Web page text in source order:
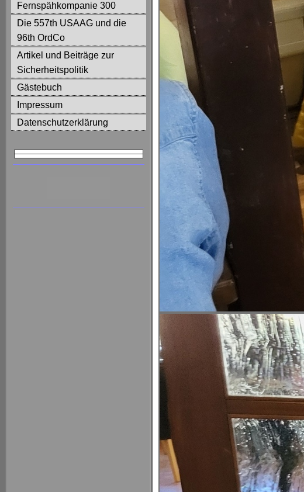
Fernspähkompanie 300
Die 557th USAAG und die
96th OrdCo
Artikel und Beiträge zur
Sicherheitspolitik
Gästebuch
Impressum
Datenschutzerklärung